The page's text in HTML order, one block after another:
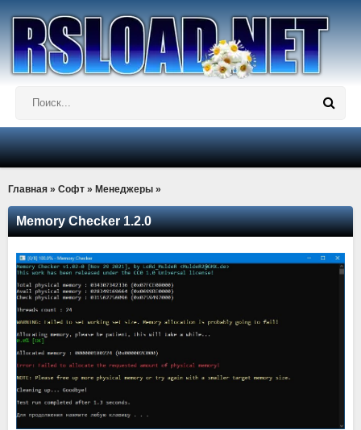
Главная » Софт » Менеджеры »
Memory Checker 1.2.0